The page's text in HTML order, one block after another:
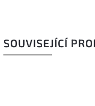
SOUVISEJÍCÍ